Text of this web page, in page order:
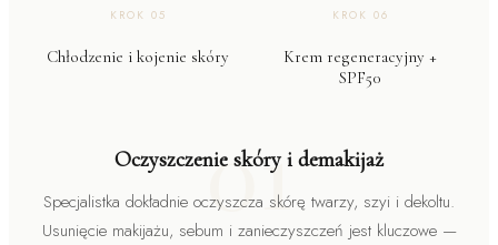
KROK 05
Chłodzenie i kojenie skóry
KROK 06
Krem regeneracyjny +
SPF50
01
Oczyszczenie skóry i demakijaż
Specjalistka dokładnie oczyszcza skórę twarzy, szyi i dekoltu.
Usunięcie makijażu, sebum i zanieczyszczeń jest kluczowe —